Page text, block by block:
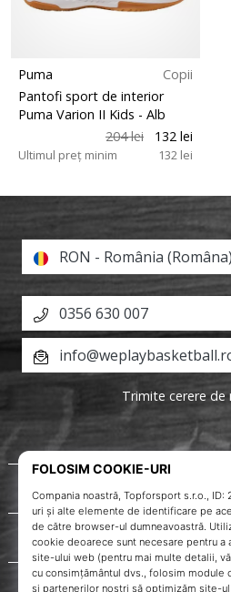
Puma
Copii
Pantofi sport de interior
Puma Varion II Kids - Alb
204 lei
132 lei
Ultimul preț minim 132 lei
Despre noi
Servicii clienți
RON - România (Româna)
0356 630 007
Trimite cerere de